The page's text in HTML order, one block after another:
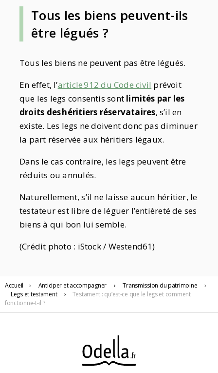
Tous les biens peuvent-ils
être légués ?
Tous les biens ne peuvent pas être légués.
En effet, l’article 912 du Code civil prévoit
que les legs consentis sont limités par les
droits deshéritiers réservataires, s’il en
existe. Les legs ne doivent donc pas diminuer
la part réservée aux héritiers légaux.
Dans le cas contraire, les legs peuvent être
réduits ouannulés.
Naturellement, s’il ne laisse aucun héritier, le
testateur est libre de léguer l’entièreté de ses
biens à qui bon lui semble.
(Crédit photo : iStock / Westend61)
Accueil › Anticiper et accompagner › Transmission du patrimoine
›
Legs et testament
›
Testament : qu’est-ce que le legs et comment
fonctionne-t-il ?